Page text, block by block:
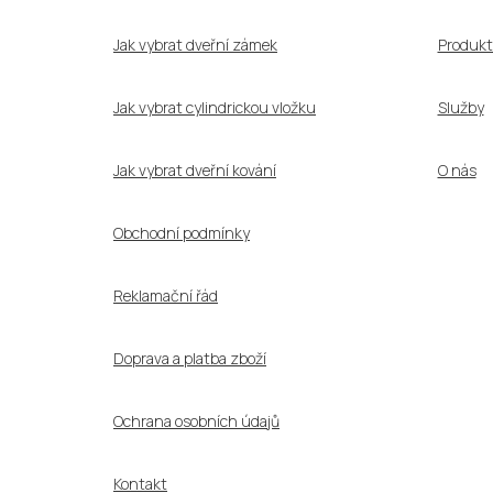
Jak vybrat dveřní zámek
Jak vybrat cylindrickou vložku
Jak vybrat dveřní kování
Obchodní podmínky
Reklamační řád
Doprava a platba zboží
Ochrana osobních údajů
Kontakt
Služby
O nás